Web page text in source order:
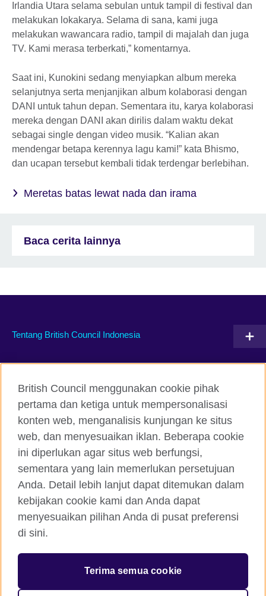
Irlandia Utara selama sebulan untuk tampil di festival dan
melakukan lokakarya. Selama di sana, kami juga
melakukan wawancara radio, tampil di majalah dan juga
TV. Kami merasa terberkati,” komentarnya.
Saat ini, Kunokini sedang menyiapkan album mereka
selanjutnya serta menjanjikan album kolaborasi dengan
DANI untuk tahun depan. Sementara itu, karya kolaborasi
mereka dengan DANI akan dirilis dalam waktu dekat
sebagai single dengan video musik. “Kalian akan
mendengar betapa kerennya lagu kami!” kata Bhismo,
dan ucapan tersebut kembali tidak terdengar berlebihan.
Meretas batas lewat nada dan irama
Baca cerita lainnya
Tentang British Council Indonesia
Facebook Instagram
Twitter TikTok
British Council global
Kerahasiaan dan Ketentuan Pemakaian
Cookie
Peta situs
© 2026 British Council
British Council menggunakan cookie pihak
pertama dan ketiga untuk mempersonalisasi
konten web, menganalisis kunjungan ke situs
web, dan menyesuaikan iklan. Beberapa cookie
ini diperlukan agar situs web berfungsi,
sementara yang lain memerlukan persetujuan
Anda. Detail lebih lanjut dapat ditemukan dalam
kebijakan cookie kami dan Anda dapat
menyesuaikan pilihan Anda di pusat preferensi
di sini.
Terima semua cookie